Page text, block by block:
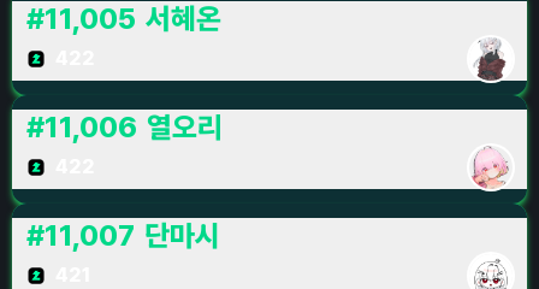
#11,005 서혜온
#11,006 열오리
#11,007 단마시